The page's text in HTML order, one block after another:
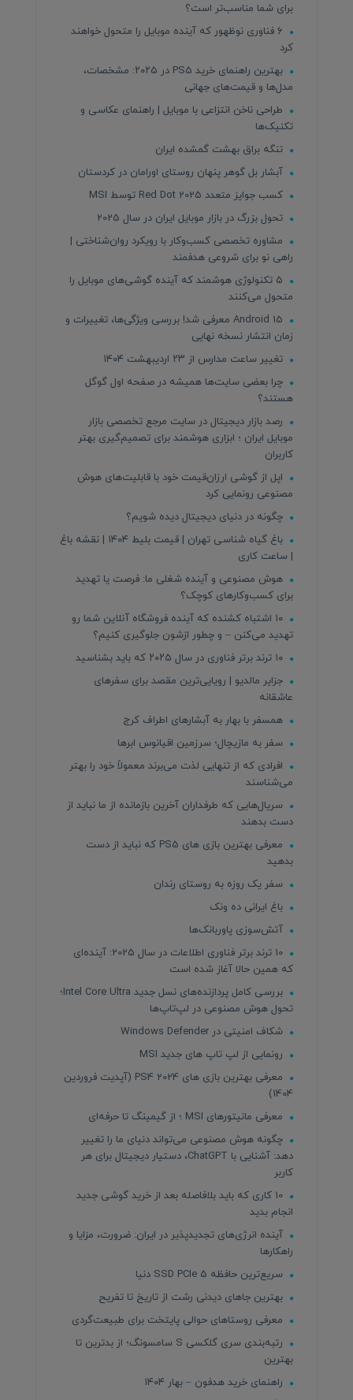
برای شما مناسب‌تر است؟
۶ فناوری نوظهور که آینده موبایل را متحول خواهند
کرد
بهترین راهنمای خرید PS5 در ۲۰۲۵: مشخصات،
مدل‌ها و قیمت‌های جهانی
طراحی ناخن انتزاعی با موبایل | راهنمای عکاسی و
تکنیک‌ها
تنگه براق بهشت گمشده ایران
آبشار بل گوهر پنهان روستای اورامان در کردستان
کسب جوایز متعدد Red Dot 2025 توسط MSI
تحول بزرگ در بازار موبایل ایران در سال 2025
مشاوره تخصصی کسب‌وکار با رویکرد روان‌شناختی |
راهی نو برای شروعی هدفمند
۵ تکنولوژی هوشمند که آینده گوشی‌های موبایل را
متحول می‌کنند
Android 15 معرفی شد! بررسی ویژگی‌ها، تغییرات و
زمان انتشار نسخه نهایی
تغییر ساعت مدارس از ۲۳ اردیبهشت ۱۴۰۴
چرا بعضی سایت‌ها همیشه در صفحه اول گوگل
هستند؟
رصد بازار دیجیتال در سایت مرجع تخصصی بازار
موبایل ایران ؛ ابزاری هوشمند برای تصمیم‌گیری بهتر
کاربران
اپل از گوشی ارزان‌قیمت خود با قابلیت‌های هوش
مصنوعی رونمایی کرد
چگونه در دنیای دیجیتال دیده شویم؟
باغ گیاه شناسی تهران | قیمت بلیط ۱۴۰۴ | نقشه باغ
| ساعت کاری
هوش مصنوعی و آینده شغلی ما: فرصت یا تهدید
برای کسب‌وکارهای کوچک؟
۱۰ اشتباه کشنده که آینده فروشگاه آنلاین شما رو
تهدید می‌کنن – و چطور ازشون جلوگیری کنیم؟
جزایر مالدیو | رویایی‌ترین مقصد برای سفرهای
عاشقانه
همسفر با بهار به آبشارهای اطراف کرج
سفر به مازیچال؛ سرزمین اقیانوس ابرها
افرادی که از تنهایی لذت می‌برند معمولاً خود را بهتر
می‌شناسند
سریال‌هایی که طرفداران آخرین بازمانده از ما نباید از
دست بدهند
معرفی بهترین بازی های PS5 که نباید از دست
بدهید
سفر یک روزه به روستای رندان
باغ ایرانی ده ونک
آتش‌سوزی پاوربانک‌ها
10 ترند برتر فناوری اطلاعات در سال 2025: آینده‌ای
که همین حالا آغاز شده است
بررسی کامل پردازنده‌های نسل جدید Intel Core Ultra؛
تحول هوش مصنوعی در لپ‌تاپ‌ها
شکاف امنیتی در Windows Defender
رونمایی از لپ تاپ های جدید MSI
معرفی بهترین بازی های PS4 2024 (آپدیت فروردین
1404)
معرفی مانیتورهای MSI ؛ از گیمینگ تا حرفه‌ای
چگونه هوش مصنوعی می‌تواند دنیای ما را تغییر
دهد: آشنایی با ChatGPT، دستیار دیجیتال برای هر
کاربر
10 کاری که باید بلافاصله بعد از خرید گوشی جدید
انجام بدید
آینده انرژی‌های تجدیدپذیر در ایران: ضرورت، مزایا و
راهکارها
سریع‌ترین حافظه SSD PCIe 5 دنیا
بهترین جاهای دیدنی رشت از تاریخ تا تفریح
معرفی روستاهای حوالی پایتخت برای طبیعت‌گردی
رتبه‌بندی سری گلکسی S سامسونگ؛ از بدترین تا
بهترین
راهنمای خرید هدفون – بهار ۱۴۰۴